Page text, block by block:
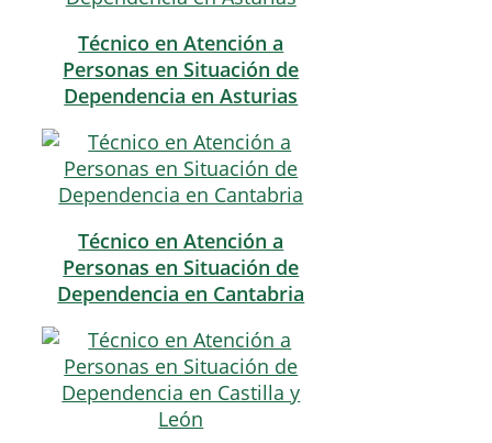
Técnico en Atención a
Personas en Situación de
Dependencia en Asturias
Técnico en Atención a
Personas en Situación de
Dependencia en Cantabria